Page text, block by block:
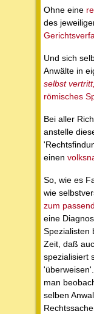
Ohne eine
des
Und sich
Anwälte in
selbst
römisches
Bei aller
anstelle
einen
So, wie es
wie
zum
eine
Spezialisten
Zeit, daß
spezialisiert
man
selben